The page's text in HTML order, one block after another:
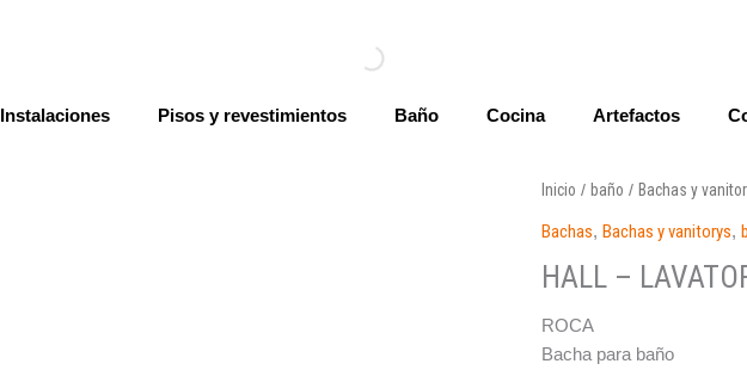
Instalaciones Pisos y revestimientos Baño Cocina Artefactos
Inicio / baño / Bachas y
Bachas,Bachas y vanitorys,
HALL –
ROCA
Bacha para baño